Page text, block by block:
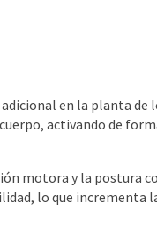
en la planta de
activando de
motora y la postura
lo que incrementa